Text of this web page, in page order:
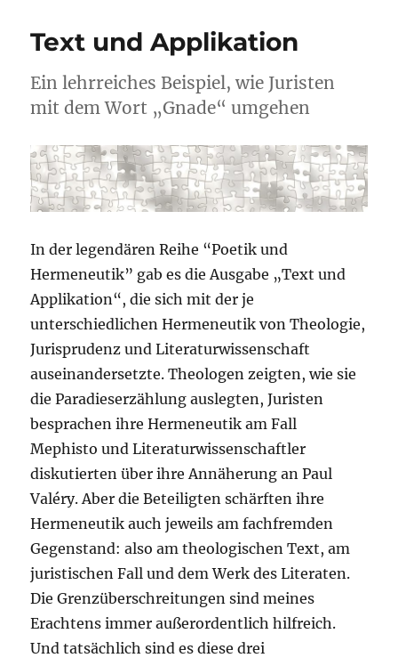
Text und Applikation
Ein lehrreiches Beispiel, wie Juristen
mit dem Wort „Gnade“ umgehen
In der legendären Reihe “Poetik und
Hermeneutik” gab es die Ausgabe „Text und
Applikation“, die sich mit der je
unterschiedlichen Hermeneutik von Theologie,
Jurisprudenz und Literaturwissenschaft
auseinandersetzte. Theologen zeigten, wie sie
die Paradieserzählung auslegten, Juristen
besprachen ihre Hermeneutik am Fall
Mephisto und Literaturwissenschaftler
diskutierten über ihre Annäherung an Paul
Valéry. Aber die Beteiligten schärften ihre
Hermeneutik auch jeweils am fachfremden
Gegenstand: also am theologischen Text, am
juristischen Fall und dem Werk des Literaten.
Die Grenzüberschreitungen sind meines
Erachtens immer außerordentlich hilfreich.
Und tatsächlich sind es diese drei